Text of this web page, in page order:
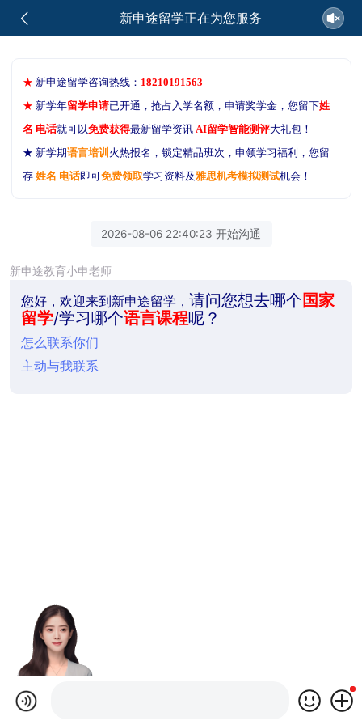
新申途留学正在为您服务
★ 新申途留学咨询热线： 18210191563
★ 新学年留学申请已开通，抢占入学名额，申请奖学金，您留下姓
名 电话就可以免费获得最新留学资讯 AI留学智能测评大礼包！
★ 新学期语言培训 火热报名，锁定精品班次，申领学习福利，您留
存姓名 电话即可免费领取学习资料及雅思机考模拟测试机会！
2026-08-06 22:40:23 开始沟通
新申途教育小申老师
您好，欢迎来到新申途留学， 请问您想去哪个国家
留学/学习哪个语言课程呢？
怎么联系你们
主动与我联系